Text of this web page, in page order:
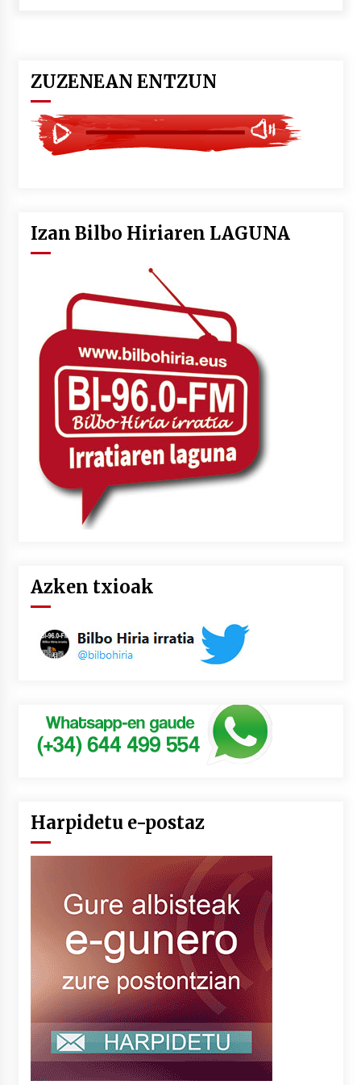
Larunbatean Plentziako Itsas Martxa ospatuko
da
2026/07/07
2026/07/07
Uribitarte40 aretoan
2026/07/03
SOINUGELA: Paul McCartney eta Ringo Starr-en
lan berriak
2026/07/03
MUSIBLA #297: Bide, Boards Of Canada, Somak,
Tiga, Twisted Teens, Underscores, Habia
2026/07/02
ZUZENEAN ENTZUN
Izan Bilbo Hiriaren LAGUNA
Azken txioak
Harpidetu e-postaz